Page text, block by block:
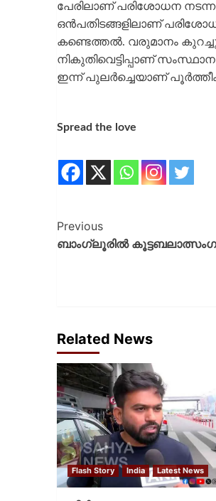
പേരിലാണ് പരിശോധന
ഒൻപതിടങ്ങളിലാണ്
കണ്ടെത്തൽ. വരുമാനം കുറച്ചു
നികുതിവെട്ടിപ്പാണ്
ഇന്ന് പുലർച്ചെയാണ്
Spread the love
Previous
ബാം​ഗ്ലൂരിൽ
Related News
Flash Story India Latest News